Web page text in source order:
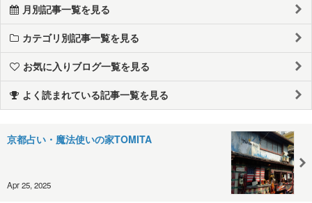
月別記事一覧を見る
カテゴリ別記事一覧を見る
お気に入りブログ一覧を見る
よく読まれている記事一覧を見る
京都占い・魔法使いの家TOMITA
Apr 25, 2025